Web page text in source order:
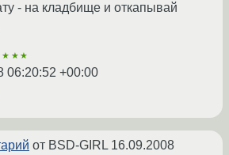
- на кладбище и откапывай
06:20:52 +00:00
от BSD-GIRL 16.09.2008